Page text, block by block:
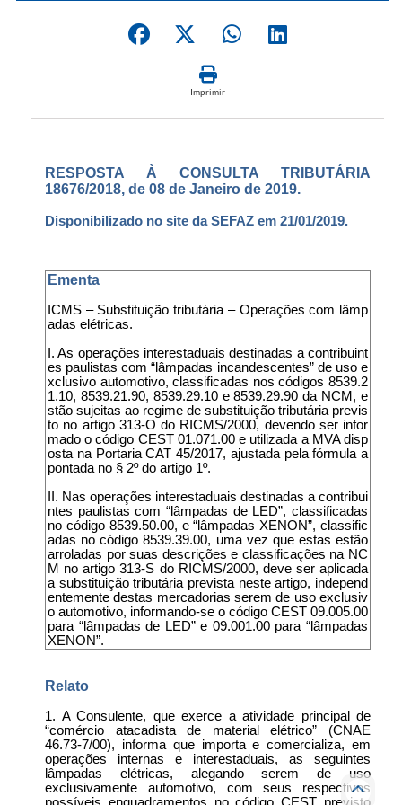
Imprimir
RESPOSTA À CONSULTA TRIBUTÁRIA
18676/2018, de 08 de Janeiro de 2019.
Disponibilizado no site da SEFAZ em 21/01/2019.
Ementa
ICMS – Substituição tributária – Operações com lâmp
adas elétricas.
I. As operações interestaduais destinadas a contribuint
es paulistas com “lâmpadas incandescentes” de uso e
xclusivo automotivo, classificadas nos códigos 8539.2
1.10, 8539.21.90, 8539.29.10 e 8539.29.90 da NCM, e
stão sujeitas ao regime de substituição tributária previs
to no artigo 313-O do RICMS/2000, devendo ser infor
mado o código CEST 01.071.00 e utilizada a MVA disp
osta na Portaria CAT 45/2017, ajustada pela fórmula a
pontada no § 2º do artigo 1º.
II. Nas operações interestaduais destinadas a contribui
ntes paulistas com “lâmpadas de LED”, classificadas
no código 8539.50.00, e “lâmpadas XENON”, classific
adas no código 8539.39.00, uma vez que estas estão
arroladas por suas descrições e classificações na NC
M no artigo 313-S do RICMS/2000, deve ser aplicada
a substituição tributária prevista neste artigo, independ
entemente destas mercadorias serem de uso exclusiv
o automotivo, informando-se o código CEST 09.005.00
para “lâmpadas de LED” e 09.001.00 para “lâmpadas
XENON”.
Relato
1. A Consulente, que exerce a atividade principal de
“comércio atacadista de material elétrico” (CNAE
46.73-7/00), informa que importa e comercializa, em
operações internas e interestaduais, as seguintes
lâmpadas elétricas, alegando serem de uso
exclusivamente automotivo, com seus respectivos